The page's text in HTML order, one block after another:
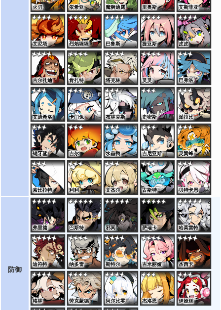
火刃 依希亚 魔狮迪露 里奥斯 艾斯菲亚
艾尼塔 烈焰猩猩 巴鲁斯 提亚斯 皮皮
古尔扎迪 肯扎特 塔克林 灵灵 巴弗洛
艾迪希洛 卡门兔 布林克斯 史密斯 派拉比
钢牙鲨 吉尔 水晶鸭 吉尼亚斯 灵翼蜂
索比拉特 利利 文杰尔 古斯特 贝特卡恩
防御
弗里德 巴斯特 邪冥 萨瑞卡 哈莫雷特
迪符特 纳多雷 斯特尔 吉米丽娅 杰西卡
格林 劳克蒙德 阿尔比零 杰洛恩 伊娅丝